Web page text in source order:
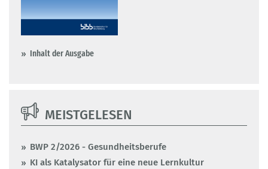
Inhalt der Ausgabe
MEISTGELESEN
BWP 2/2026 - Gesundheitsberufe
KI als Katalysator für eine neue Lernkultur